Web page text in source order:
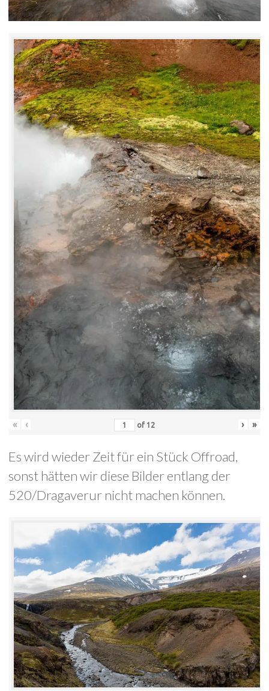
« ‹ of 12 › »
Es wird wieder Zeit für ein Stück Offroad,
sonst hätten wir diese Bilder entlang der
520/Dragaverur nicht machen können.